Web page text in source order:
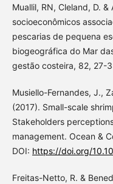
Muallil, RN, Cleland, D.
socioeconômicos
pescarias de pequena
biogeográfica do Mar
gestão costeira, 82, 27-
Musiello-Fernandes, J.,
(2017). Small-scale
Stakeholders
management. Ocean &
DOI: https://doi.org/
Freitas-Netto, R. &